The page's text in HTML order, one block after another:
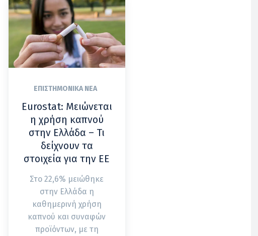
ΕΠΙΣΤΗΜΟΝΙΚΆ ΝΈΑ
Eurostat: Μειώνεται
η χρήση καπνού
στην Ελλάδα – Τι
δείχνουν τα
στοιχεία για την ΕΕ
Στο 22,6% μειώθηκε
στην Ελλάδα η
καθημερινή χρήση
καπνού και συναφών
προϊόντων, με τη